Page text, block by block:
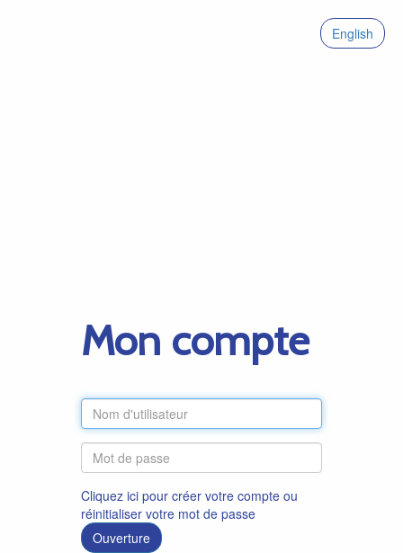
English
Mon compte
Cliquez ici pour créer votre compte ou
réinitialiser votre mot de passe